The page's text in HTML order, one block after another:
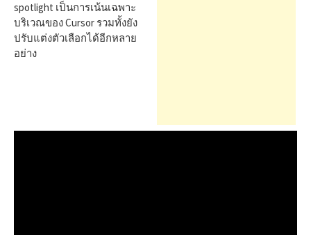
spotlight เป็นการเน้นเฉพาะ
บริเวณของ Cursor รวมทั้งยัง
ปรับแต่งตัวเลือกได้อีกหลาย
อย่าง